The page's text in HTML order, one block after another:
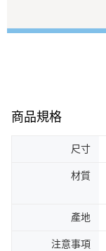
商品規格
尺寸
材質
產地
注意事項